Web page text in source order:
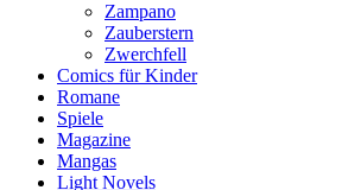
Zampano
Zauberstern
Zwerchfell
Comics für Kinder
Romane
Spiele
Magazine
Mangas
Light Novels